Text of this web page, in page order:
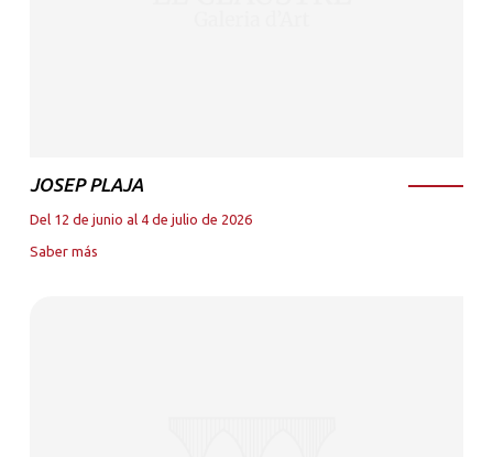
JOSEP PLAJA
Del 12 de junio al 4 de julio de 2026
Saber más